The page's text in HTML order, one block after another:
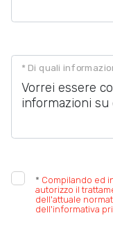
* Di quali
* Compilando ed
autorizzo il
dell'attuale
dell'informativa